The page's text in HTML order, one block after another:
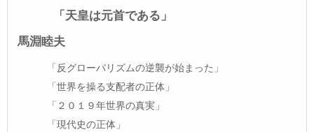
「天皇は元首である」
馬淵睦夫
「反グローバリズムの逆襲が始まった」
「世界を操る支配者の正体」
「２０１９年世界の真実」
「現代史の正体」